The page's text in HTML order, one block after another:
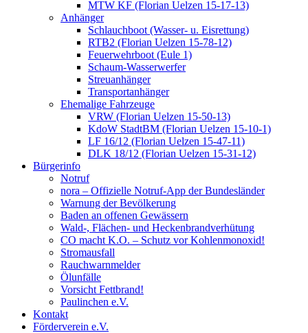
MTW KF (Florian Uelzen 15-17-13)
Anhänger
Schlauchboot (Wasser- u. Eisrettung)
RTB2 (Florian Uelzen 15-78-12)
Feuerwehrboot (Eule 1)
Schaum-Wasserwerfer
Streuanhänger
Transportanhänger
Ehemalige Fahrzeuge
VRW (Florian Uelzen 15-50-13)
KdoW StadtBM (Florian Uelzen 15-10-1)
LF 16/12 (Florian Uelzen 15-47-11)
DLK 18/12 (Florian Uelzen 15-31-12)
Bürgerinfo
Notruf
nora – Offizielle Notruf-App der Bundesländer
Warnung der Bevölkerung
Baden an offenen Gewässern
Wald-, Flächen- und Heckenbrandverhütung
CO macht K.O. – Schutz vor Kohlenmonoxid!
Stromausfall
Rauchwarnmelder
Ölunfälle
Vorsicht Fettbrand!
Paulinchen e.V.
Kontakt
Förderverein e.V.